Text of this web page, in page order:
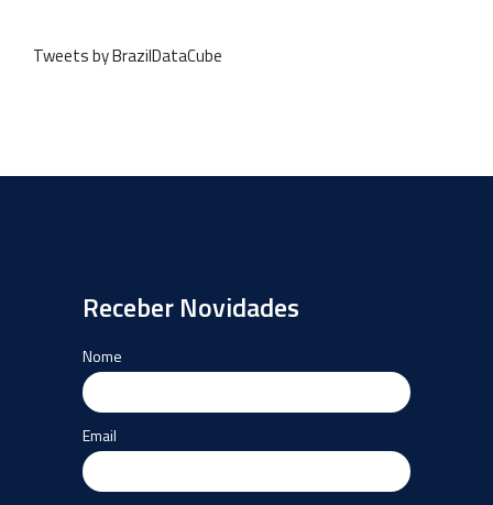
Tweets by BrazilDataCube
Receber Novidades
Nome
Email